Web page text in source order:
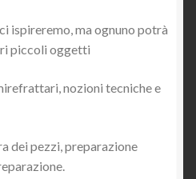
ispireremo, ma ognuno potrà
piccoli oggetti
nozioni tecniche e
dei pezzi, preparazione